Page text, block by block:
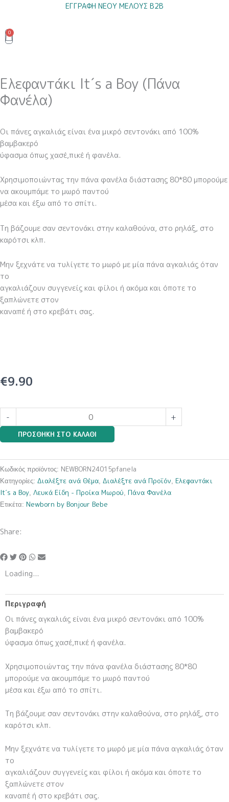
περιεχόμενο
ΕΓΓΡΑΦΗ ΝΕΟΥ ΜΕΛΟΥΣ B2B
0
Cart
Ελεφαντάκι It΄s a Boy (Πάνα
Φανέλα)
Οι πάνες αγκαλιάς είναι ένα μικρό σεντονάκι από 100%
βαμβακερό
ύφασμα όπως χασέ,πικέ ή φανέλα.
Χρησιμοποιώντας την πάνα φανέλα διάστασης 80*80 μπορούμε
να ακουμπάμε το μωρό παντού
μέσα και έξω από το σπίτι.
Τη βάζουμε σαν σεντονάκι στην καλαθούνα, στο ρηλάξ, στο
καρότσι κλπ.
Μην ξεχνάτε να τυλίγετε το μωρό με μία πάνα αγκαλιάς όταν
το
αγκαλιάζουν συγγενείς και φίλοι ή ακόμα και όποτε το
ξαπλώνετε στον
καναπέ ή στο κρεβάτι σας.
€9.90
-
It΄s
(Πάνα
Φανέλα)
ποσότητα
+
ΠΡΟΣΘΉΚΗ ΣΤΟ ΚΑΛΆΘΙ
Κωδικός προϊόντος: NEWBORN24015pfanela
Κατηγορίες: Διαλέξτε ανά Θέμα Διαλέξτε ανά Προϊόν Ελεφαντάκι
It΄s a Boy Λευκά Είδη - Προίκα Μωρού Πάνα Φανέλα
Ετικέτα: Newborn by Bonjour Bebe
Share:
Loading...
Περιγραφή
Οι πάνες αγκαλιάς είναι ένα μικρό σεντονάκι από 100%
βαμβακερό
ύφασμα όπως χασέ,πικέ ή φανέλα.
Χρησιμοποιώντας την πάνα φανέλα διάστασης 80*80
μπορούμε να ακουμπάμε το μωρό παντού
μέσα και έξω από το σπίτι.
Τη βάζουμε σαν σεντονάκι στην καλαθούνα, στο ρηλάξ, στο
καρότσι κλπ.
Μην ξεχνάτε να τυλίγετε το μωρό με μία πάνα αγκαλιάς όταν
το
αγκαλιάζουν συγγενείς και φίλοι ή ακόμα και όποτε το
ξαπλώνετε στον
καναπέ ή στο κρεβάτι σας.